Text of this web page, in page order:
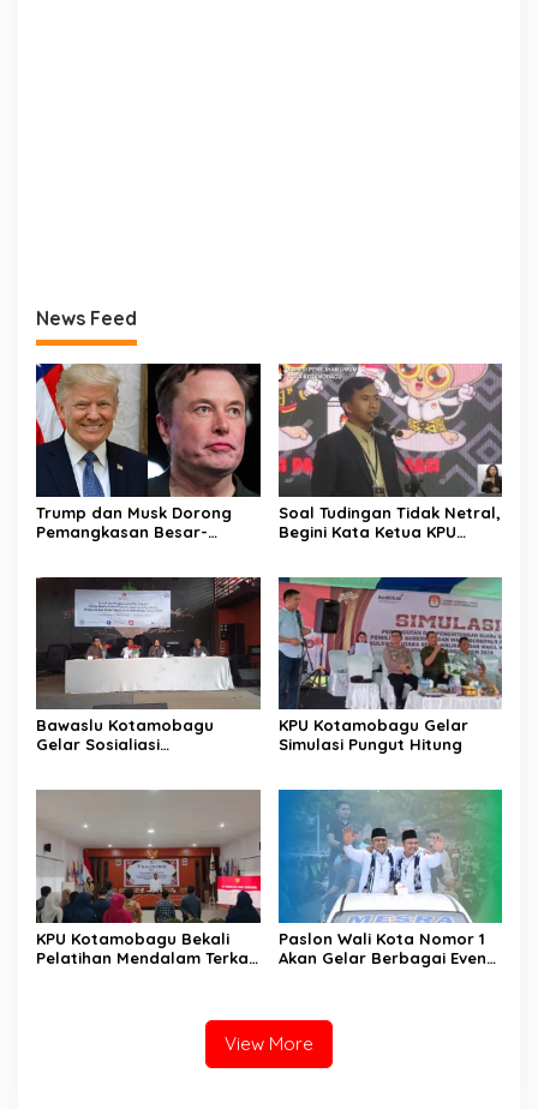
News Feed
Trump dan Musk Dorong
Pemangkasan Besar-
Soal Tudingan Tidak Netral,
Begini Kata Ketua KPU
Bawaslu Kotamobagu
Gelar Sosialiasi
KPU Kotamobagu Gelar
Simulasi Pungut Hitung
KPU Kotamobagu Bekali
Pelatihan Mendalam Terkait
Paslon Wali Kota Nomor 1
Akan Gelar Berbagai Event
View More